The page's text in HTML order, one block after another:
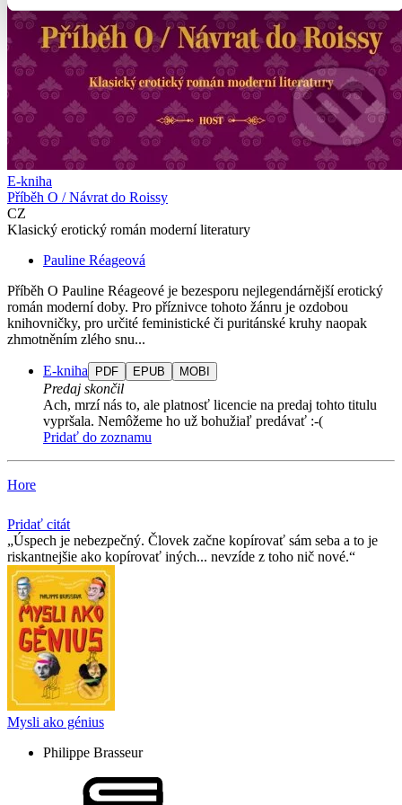
E-kniha
Příběh O / Návrat do Roissy
CZ
Klasický erotický román moderní literatury
Pauline Réageová
Příběh O Pauline Réageové je bezesporu nejlegendárnější erotický
román moderní doby. Pro příznivce tohoto žánru je ozdobou
knihovničky, pro určité feministické či puritánské kruhy naopak
zhmotněním zlého snu...
E-kniha PDF EPUB MOBI
Predaj skončil
Ach, mrzí nás to, ale platnosť licencie na predaj tohto titulu
vypršala. Nemôžeme ho už bohužiaľ predávať :-(
Pridať do zoznamu
Hore
Pridať citát
Úspech je nebezpečný. Človek začne kopírovať sám seba a to je
riskantnejšie ako kopírovať iných... nevzíde z toho nič nové.
Mysli ako génius
Philippe Brasseur